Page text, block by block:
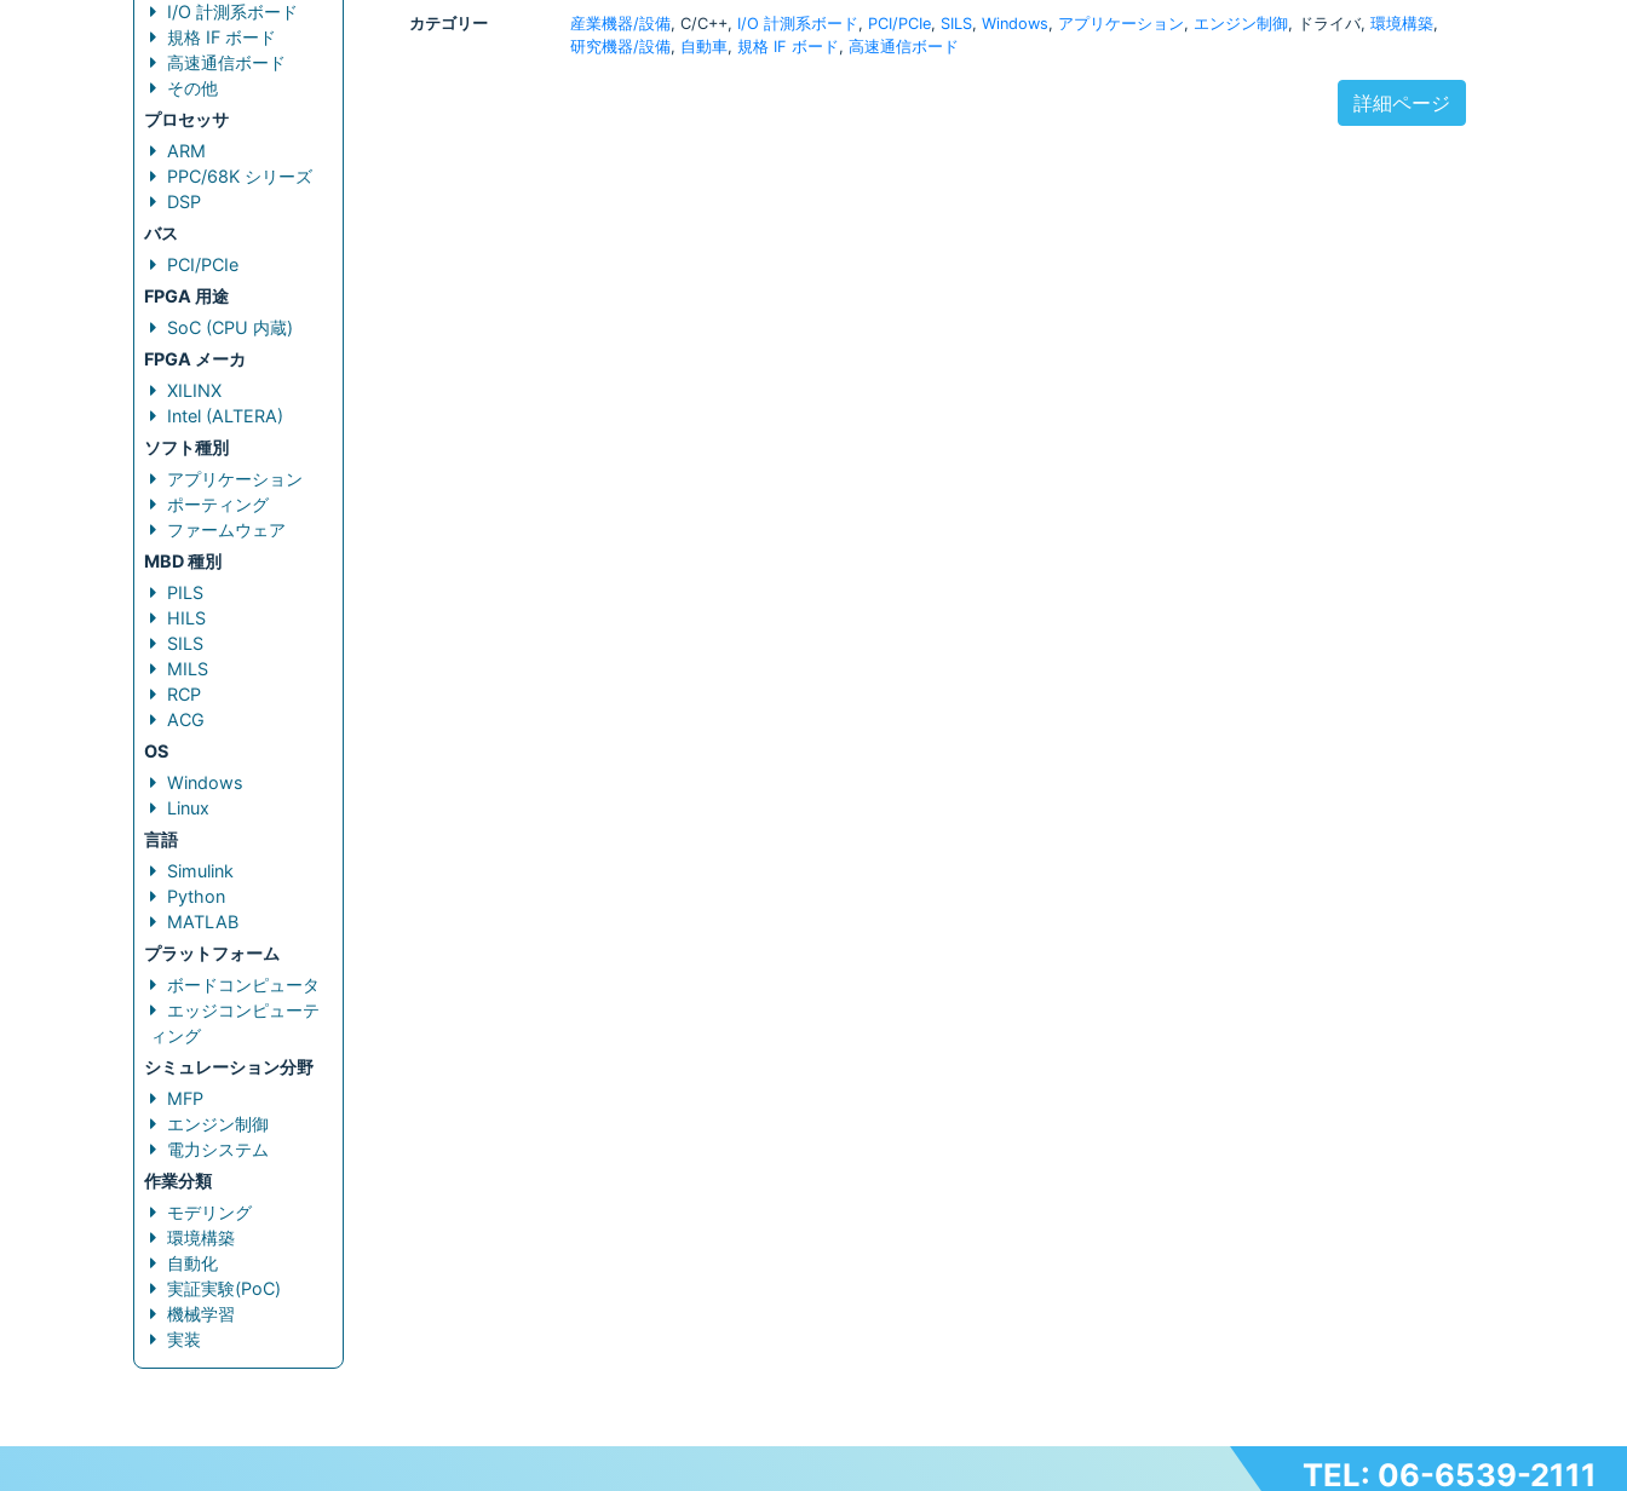
I/O 計測系ボード
規格 IF ボード
高速通信ボード
その他
プロセッサ
ARM
PPC/68K シリーズ
DSP
バス
PCI/PCIe
FPGA 用途
SoC (CPU 内蔵)
FPGA メーカ
XILINX
Intel (ALTERA)
ソフト種別
アプリケーション
ポーティング
ファームウェア
MBD 種別
PILS
HILS
SILS
MILS
RCP
ACG
OS
Windows
Linux
言語
Simulink
Python
MATLAB
プラットフォーム
ボードコンピュータ
エッジコンピューテ
ィング
シミュレーション分野
MFP
エンジン制御
電力システム
作業分類
モデリング
環境構築
自動化
実証実験(PoC)
機械学習
実装
カテゴリー 産業機器/設備, C/C++, I/O 計測系ボード, PCI/PCIe, SILS, Windows, アプリケーション, エンジン制御, ドライバ, 環境構築,
研究機器/設備, 自動車, 規格 IF ボード, 高速通信ボード
詳細ページ
TEL: 06-6539-2111